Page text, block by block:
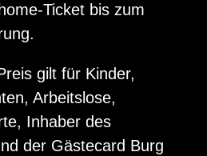
Ticket bis zum
gilt für Kinder,
Arbeitslose,
Inhaber des
der Gästecard Burg